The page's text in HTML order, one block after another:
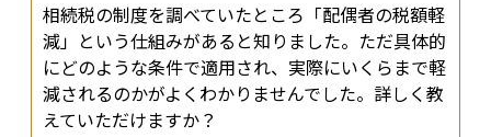
相続税の制度を調べていたところ「配偶者の税額軽
減」という仕組みがあると知りました。ただ具体的
にどのような条件で適用され、実際にいくらまで軽
減されるのかがよくわかりませんでした。詳しく教
えていただけますか？